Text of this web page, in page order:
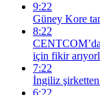
9:22
Güney Kore
8:22
için fikir
7:22
İngiliz
6:22